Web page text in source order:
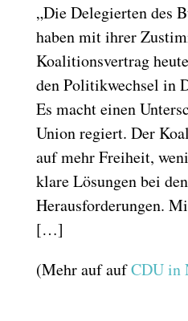
„Die Delegierten des
haben mit ihrer
Koalitionsvertrag
den Politikwechsel in
Es macht einen
Union regiert. Der
auf mehr Freiheit,
klare Lösungen bei
Herausforderungen.
[…]
(Mehr auf aufCDU in